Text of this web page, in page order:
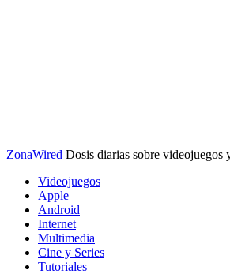
ZonaWired Dosis diarias sobre videojuegos
Videojuegos
Apple
Android
Internet
Multimedia
Cine y Series
Tutoriales